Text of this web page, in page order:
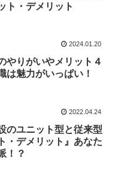
ト・デメリット
2024.01.20
やりがいやメリット４
は魅力がいっぱい！
2022.04.24
のユニット型と従来型
・デメリット』あなた
！？